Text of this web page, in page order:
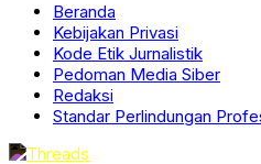
Beranda
Kebijakan Privasi
Kode Etik Jurnalistik
Pedoman Media Siber
Redaksi
Standar Perlindungan